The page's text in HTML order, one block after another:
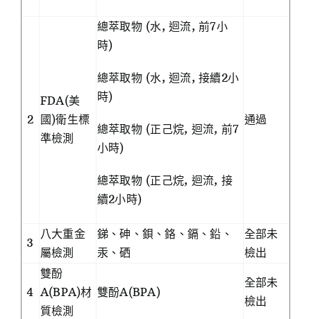
2
FDA(美
國)衛生標
準檢測
總萃取物 (水, 迴流, 前7小
時)
總萃取物 (水, 迴流, 接續2小
時)
總萃取物 (正己烷, 迴流, 前7
小時)
總萃取物 (正己烷, 迴流, 接
續2小時)
通過
3
八大重金
屬檢測
銻、砷、鋇、鉻、鎘、鉛、
汞、硒
全部未
檢出
4
雙酚
A(BPA)材
質檢測
雙酚A(BPA)
全部未
檢出